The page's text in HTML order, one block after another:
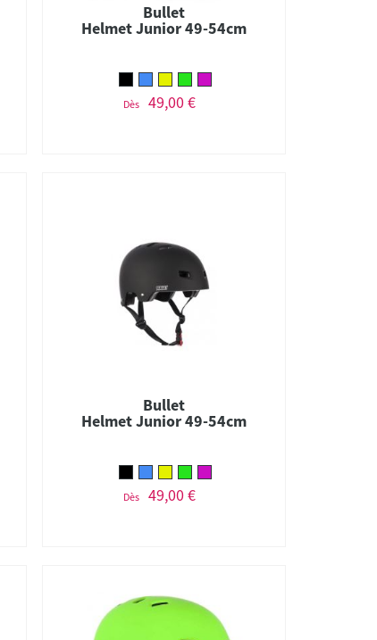
Bullet
Helmet Junior 49-54cm
Dès 49,00 €
Bullet
Helmet Junior 49-54cm
Dès 49,00 €